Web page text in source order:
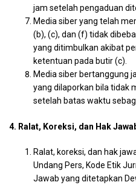
jam setelah pengaduan
Media siber yang telah
(b), (c), dan (f) tidak
yang ditimbulkan akibat
ketentuan pada butir (c).
Media siber bertanggung
yang dilaporkan bila tidak
setelah batas waktu
4. Ralat, Koreksi, dan Hak
Ralat, koreksi, dan hak
Undang Pers, Kode Etik
Jawab yang ditetapkan